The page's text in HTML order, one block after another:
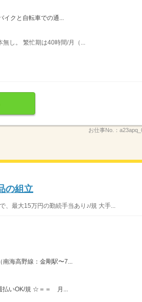
イクと自転車での通...
し。 繁忙期は40時間/月（...
お仕事No.：
の組立
最大15万円の勤続手当あり♪/規 大手...
海高野線：金剛駅〜7...
払いOK/規 ☆＝＝ 月...